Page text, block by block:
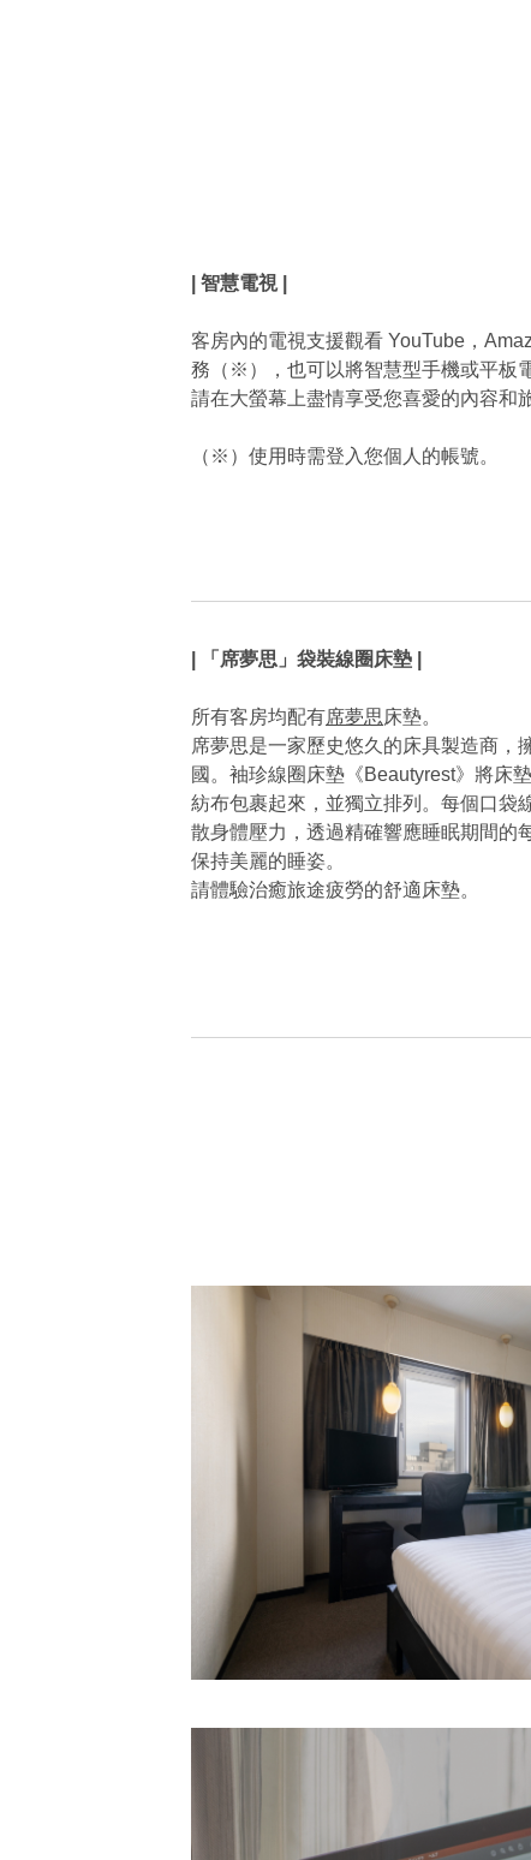
| 智慧電視 |
客房內的電視支援觀看 YouTube，
務（※），也可以將智慧型手機或平板
請在大螢幕上盡情享受您喜愛的內容和
（※）使用時需登入您個人的帳號。
| 「席夢思」袋裝線圈床墊 |
所有客房均配有席夢思床墊。
席夢思是一家歷史悠久的床具製造商，
國。袖珍線圈床墊《Beautyrest》將床
紡布包裹起來，並獨立排列。每個口袋
散身體壓力，透過精確響應睡眠期間的
保持美麗的睡姿。
請體驗治癒旅途疲勞的舒適床墊。